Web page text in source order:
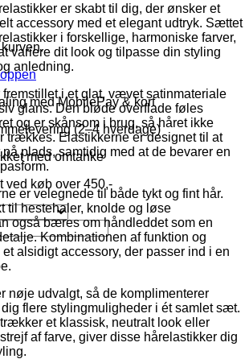
med MobilePay & kort
(2–4 hverdage)
med omtanke
ved køb over 450,-
er skabt til dig, der ønsker et
accessory med et elegant udtryk. Sættet
i forskellige, harmoniske farver,
variere dit look og tilpasse din styling
anledning.
fremstillet i et glat, vævet satinmateriale
glans. Den bløde overflade føles
og er skånsom i brug, så håret ikke
trækkes. Elastikkerne er designet til at
plads, samtidig med at de bevarer en
er velegnede til både tykt og fint hår.
til hestehaler, knolde og løse
også bæres om håndleddet som en
Kombinationen af funktion og
alsidigt accessory, der passer ind i en
nøje udvalgt, så de komplimenterer
flere stylingmuligheder i ét samlet sæt.
et klassisk, neutralt look eller
af farve, giver disse hårelastikker dig